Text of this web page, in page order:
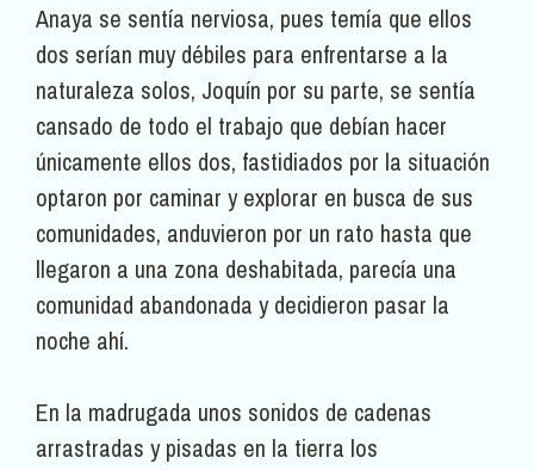
Anaya se sentía nerviosa, pues temía que ellos
dos serían muy débiles para enfrentarse a la
naturaleza solos, Joquín por su parte, se sentía
cansado de todo el trabajo que debían hacer
únicamente ellos dos, fastidiados por la situación
optaron por caminar y explorar en busca de sus
comunidades, anduvieron por un rato hasta que
llegaron a una zona deshabitada, parecía una
comunidad abandonada y decidieron pasar la
noche ahí.
En la madrugada unos sonidos de cadenas
arrastradas y pisadas en la tierra los